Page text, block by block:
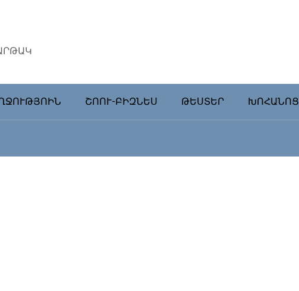
ՇՈՈՒ-ԲԻԶՆԵՍ ԹԵՍՏԵՐ ԽՈՀԱՆՈՑ